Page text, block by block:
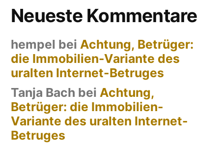
Neueste Kommentare
hempel bei Achtung, Betrüger:
die Immobilien-Variante des
uralten Internet-Betruges
Tanja Bach bei Achtung,
Betrüger: die Immobilien-
Variante des uralten Internet-
Betruges